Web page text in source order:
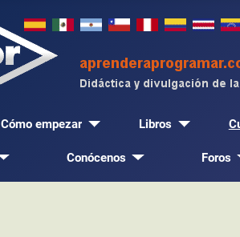
Cómo empezar Libros
Conócenos Foros